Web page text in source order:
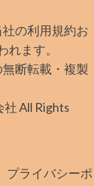
の利用規約お
ます。
断転載・複製
All Rights
プライバシーポ